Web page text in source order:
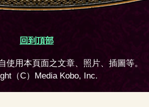
回到頂部
使用本頁面之文章、照片、插圖等。
（C）Media Kobo, Inc.